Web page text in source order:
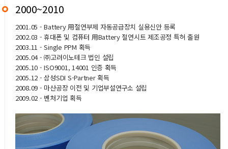
2000~2010
2001.05 - Battery 用절연부제 자동공급장치 실용신안 등록
2002.03 - 휴대폰 및 컴퓨터 用Battery 절연시트 제조공정 특허 출원
2003.11 - Single PPM 획득
2005.04 - ㈜고려이노테크 법인 설립
2005.10 - ISO9001, 14001 인증 획득
2005.12 - 삼성SDI S-Partner 획득
2008.09 - 마산공장 이전 및 기업부설연구소 설립
2009.02 - 벤처기업 획득